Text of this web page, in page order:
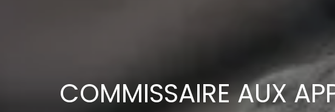
COMMISSAIRE AUX